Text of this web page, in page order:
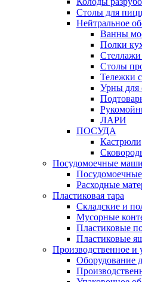
Столы для
Нейтральное
Ванны
Полки
Стеллажи
Столы
Тележки
Урны для
ЛАРИ
ПОСУДА
Посудомоечные
Расходные
Пластиковая тара
Складские и
Мусорные
Пластиковые
Пластиковые
Производственное и
Оборудование